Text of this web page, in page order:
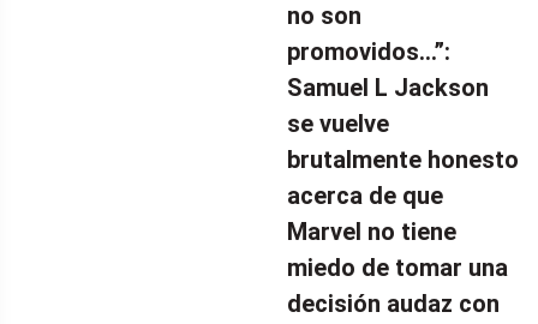
no son
promovidos…”:
Samuel L Jackson
se vuelve
brutalmente honesto
acerca de que
Marvel no tiene
miedo de tomar una
decisión audaz con